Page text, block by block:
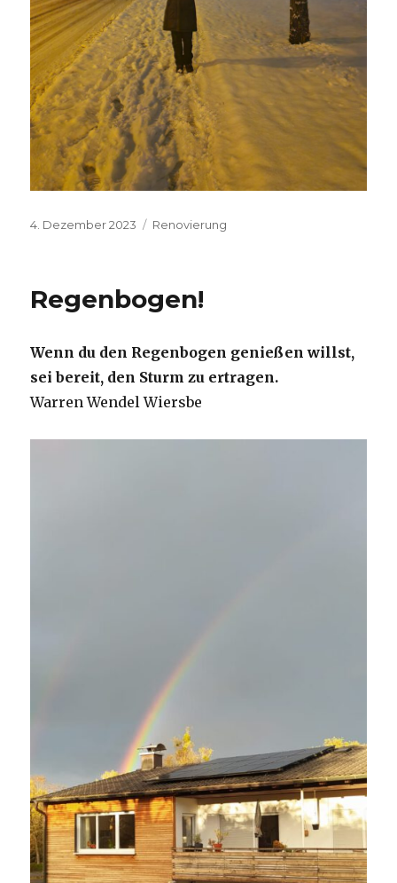
Veröffentlicht
4. Dezember 2023 Kategorien
Renovierung
Regenbogen!
Wenn du den Regenbogen genießen willst,
sei bereit, den Sturm zu ertragen.
Warren Wendel Wiersbe